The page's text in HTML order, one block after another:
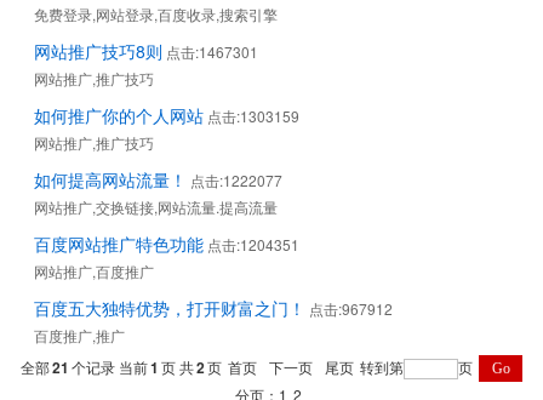
免费登录,网站登录,百度收录,搜索引擎
网站推广技巧8则 点击:1467301
网站推广,推广技巧
如何推广你的个人网站 点击:1303159
网站推广,推广技巧
如何提高网站流量！
点击:1222077
网站推广,交换链接,网站流量.提高流量
百度网站推广特色功能 点击:1204351
网站推广,百度推广
百度五大独特优势，打开财富之门！
点击:967912
百度推广,推广
全部21 个记录 当前1 页 共2页 首页 下一页 尾页 转到第
页
分页： 1 2